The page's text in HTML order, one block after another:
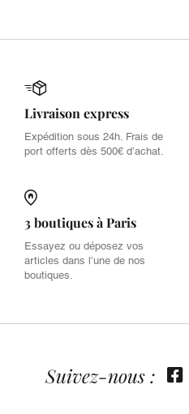
Livraison express
Expédition sous 24h. Frais de
port offerts dès 500€ d’achat.
3 boutiques à Paris
Essayez ou déposez vos
articles dans l’une de nos
boutiques.
Suivez-nous :